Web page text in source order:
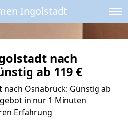
Ingolstadt
nach
ab 119 €
Osnabrück: Günstig ab
in nur 1 Minuten
Erfahrung